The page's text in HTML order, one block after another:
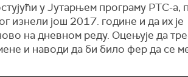
у Јутарњем програму РТС-а,
изнели још 2017. године и да их је
на дневном реду. Оцењује да
и наводи да би било фер да се